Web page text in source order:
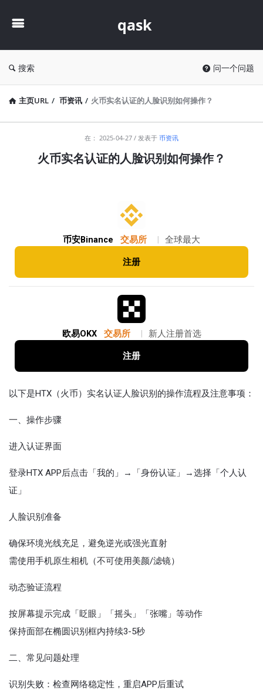
qask
搜索 问一个问题
主页URL / 币资讯 / 火币实名认证的人脸识别如何操作？
在： 2025-04-27 发表于 币资讯
火币实名认证的人脸识别如何操作？
币安Binance 交易所 全球最大
注册
欧易OKX 交易所 新人注册首选
注册
以下是HTX（火币）实名认证人脸识别的操作流程及注意事项：
一、操作步骤‌
进入认证界面‌
登录HTX APP后点击「我的」→「身份认证」→选择「个人认
证」
人脸识别准备‌
确保环境光线充足，避免逆光或强光直射
需使用手机原生相机（不可使用美颜/滤镜）
动态验证流程‌
按屏幕提示完成「眨眼」「摇头」「张嘴」等动作
保持面部在椭圆识别框内持续3-5秒
二、常见问题处理‌
识别失败‌：检查网络稳定性，重启APP后重试